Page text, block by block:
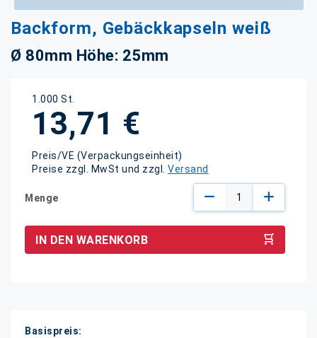
Backform, Gebäckkapseln weiß
Ø 80mm Höhe: 25mm
1.000 St.
13,71 €
Preis/VE (Verpackungseinheit)
Preise zzgl. MwSt und zzgl. Versand
Menge
IN DEN WARENKORB
Weitere
Anfang
der
Bildgalerie